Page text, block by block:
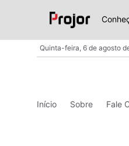
Quinta-feira, 6 de agosto
Início Sobre Fale